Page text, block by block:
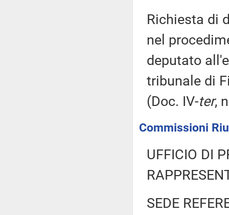
Richiesta di
nel
deputato
tribunale di
(Doc. IV-ter,
Commissioni
UFFICIO DI
SEDE